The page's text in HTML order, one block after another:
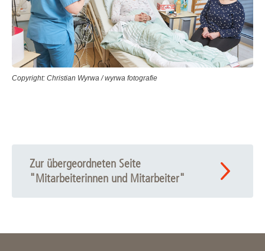
Copyright: Christian Wyrwa / wyrwa fotografie
Zur übergeordneten Seite
"Mitarbeiterinnen und Mitarbeiter"